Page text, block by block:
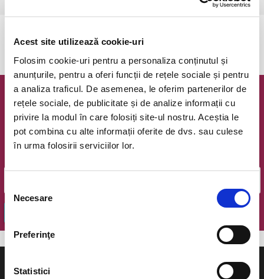
Acest site utilizează cookie-uri
Folosim cookie-uri pentru a personaliza conținutul și
anunțurile, pentru a oferi funcții de rețele sociale și pentru
a analiza traficul. De asemenea, le oferim partenerilor de
rețele sociale, de publicitate și de analize informații cu
privire la modul în care folosiți site-ul nostru. Aceștia le
pot combina cu alte informații oferite de dvs. sau culese
în urma folosirii serviciilor lor.
consimțământului
Necesare
Preferinţe
Statistici
Evenimentul a expirat.
Newsletter @ Bilete.ro
Oferte exclusive si o editie saptamanala cu cele mai noi
evenimente.